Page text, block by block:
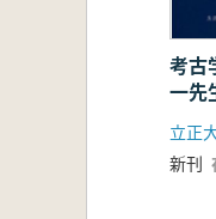
考
一先
立正
新刊